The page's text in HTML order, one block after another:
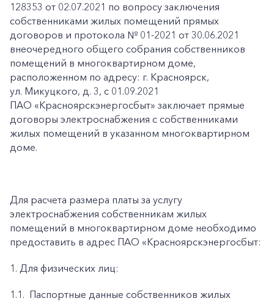
128353 от 02.07.2021 по вопросу заключения
собственниками жилых помещений прямых
договоров и протокола № 01-2021 от 30.06.2021
внеочередного общего собрания собственников
помещений в многоквартирном доме,
расположенном по адресу: г. Красноярск,
ул. Микуцкого, д. 3, с 01.09.2021
ПАО «Красноярскэнергосбыт» заключает прямые
договоры электроснабжения с собственниками
жилых помещений в указанном многоквартирном
доме.
Для расчета размера платы за услугу
электроснабжения собственникам жилых
помещений в многоквартирном доме необходимо
предоставить в адрес ПАО «Красноярскэнергосбыт:
1. Для физических лиц:
1.1. Паспортные данные собственников жилых